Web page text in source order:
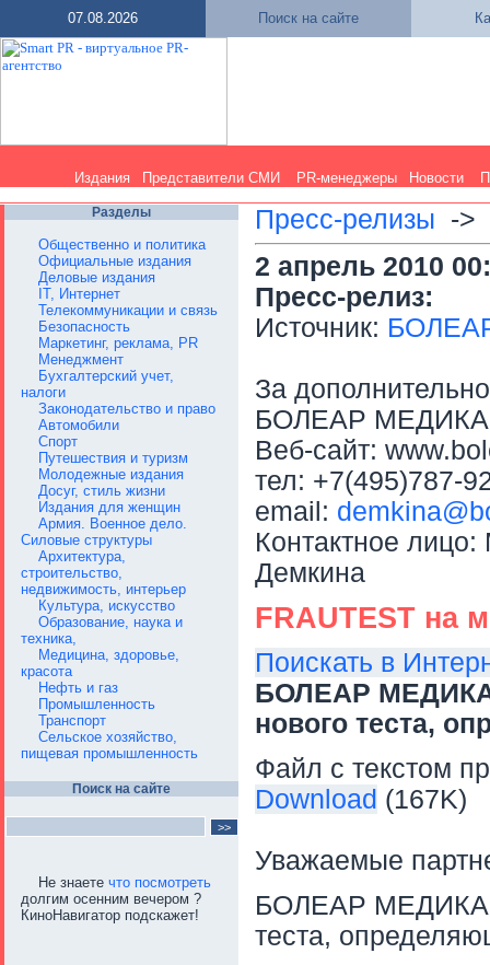
07.08.2026 Поиск на сайте
Издания Представители СМИ PR-менеджеры Новости
Разделы
Общественно и политика
Официальные издания
Деловые издания
IT, Интернет
Телекоммуникации и связь
Безопасность
Маркетинг, реклама, PR
Менеджмент
Бухгалтерский учет,
налоги
Законодательство и право
Автомобили
Спорт
Путешествия и туризм
Молодежные издания
Досуг, стиль жизни
Издания для женщин
Армия. Военное дело.
Силовые структуры
Архитектура,
строительство,
недвижимость, интерьер
Культура, искусство
Образование, наука и
техника,
Медицина, здоровье,
красота
Нефть и газ
Промышленность
Транспорт
Сельское хозяйство,
пищевая промышленность
Поиск на сайте
Не знаете что посмотреть
долгим осенним вечером ?
КиноНавигатор подскажет!
Пресс-релизы ->
2 апрель 2010
Пресс-релиз:
Источник:
За
БОЛЕАР МЕДИКА
Веб-сайт:
тел: +7(495)787-
email:
Контактное
Демкина
FRAUTEST на
Поискать в
БОЛЕАР МЕДИКА
нового теста,
Файл с текстом
Download (167K)
Уважаемые
БОЛЕАР МЕДИКА
теста,